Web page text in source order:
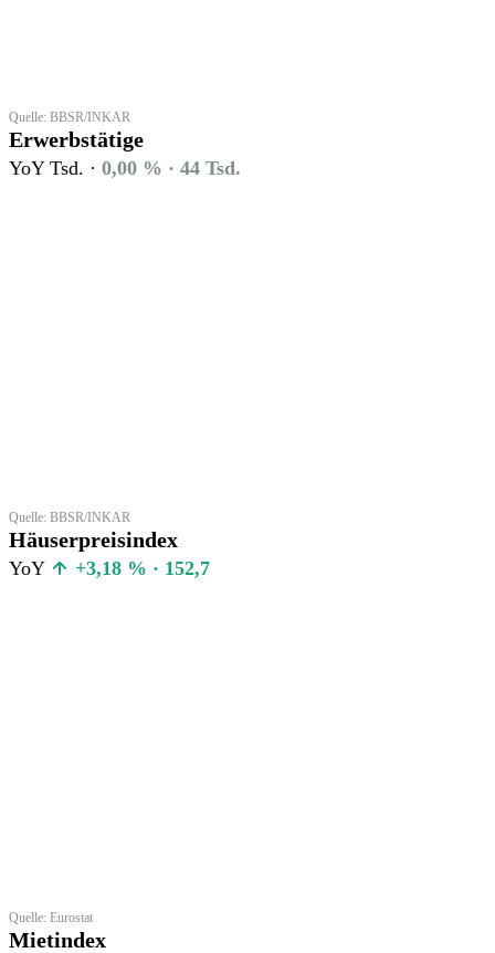
Quelle: BBSR/INKAR
Erwerbstätige
YoY Tsd. · 0,00 % · 44 Tsd.
Quelle: BBSR/INKAR
Häuserpreisindex
YoY +3,18 % · 152,7
Quelle: Eurostat
Mietindex